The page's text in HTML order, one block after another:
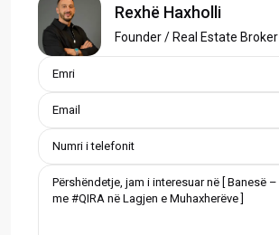
Rexhë Haxholli
Founder / Real Estate Broker